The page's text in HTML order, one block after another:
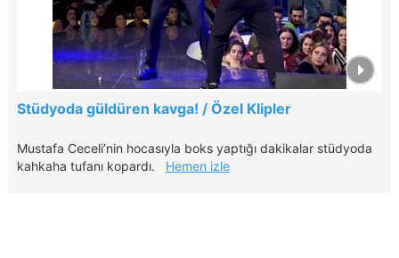
Stüdyoda güldüren kavga! / Özel Klipler
Mustafa Ceceli’nin hocasıyla boks yaptığı dakikalar stüdyoda
kahkaha tufanı kopardı. Hemen izle